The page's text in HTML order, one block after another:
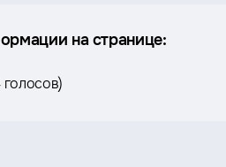
на странице:
голосов)